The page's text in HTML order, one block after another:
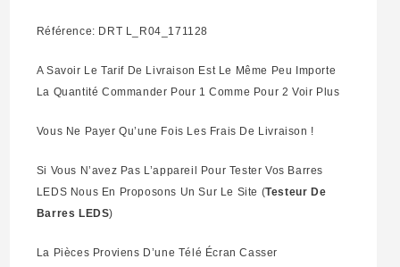
Référence: DRT L_R04_171128
A Savoir Le Tarif De Livraison Est Le Même Peu Importe
La Quantité Commander Pour 1 Comme Pour 2 Voir Plus
Vous Ne Payer Qu’une Fois Les Frais De Livraison !
Si Vous N’avez Pas L’appareil Pour Tester Vos Barres
LEDS Nous En Proposons Un Sur Le Site (Testeur De
Barres LEDS)
La Pièces Proviens D’une Télé Écran Casser